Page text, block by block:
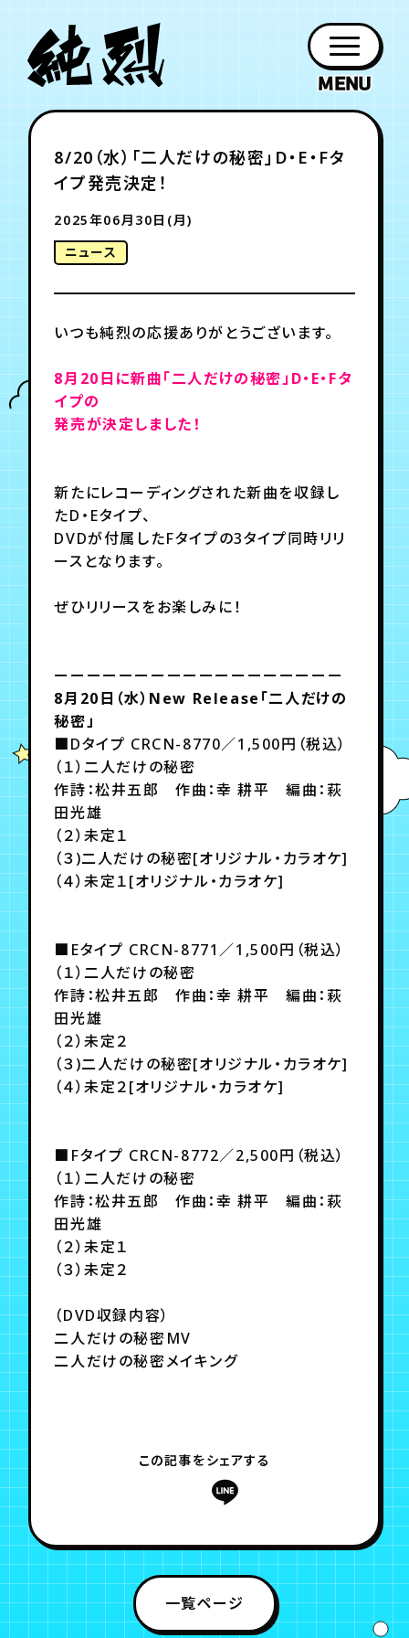
お知らせ
NEWS
日程 チケット
紹介
PROFILE
作品
DISCOGRAPHY
日記
グッズ
GOODS
ホーム
ファン
会員登録
TICKET FC NEWS
会員登録 ログイン
会員登録
チケット
月会員制ファンクラブ
8/20（水）「二人だけの秘密」D・E・Fタ
イプ発売決定！
2025年06月30日(月)
ニュース
いつも純烈の応援ありがとうございます。
8月20日に新曲「二人だけの秘密」D・E・Fタ
イプの
発売が決定しました！
新たにレコーディングされた新曲を収録し
たD・Eタイプ、
DVDが付属したFタイプの3タイプ同時リリ
ースとなります。
ぜひリリースをお楽しみに！
ーーーーーーーーーーーーーーーーーー
8月20日（水）New Release「二人だけの
秘密」
■Dタイプ CRCN-8770／1,500円（税込）
（１）二人だけの秘密
作詩：松井五郎 作曲：幸 耕平 編曲：萩
田光雄
（２）未定１
（３)二人だけの秘密[オリジナル・カラオケ]
（４）未定１[オリジナル・カラオケ]
■Eタイプ CRCN-8771／1,500円（税込）
（１）二人だけの秘密
作詩：松井五郎 作曲：幸 耕平 編曲：萩
田光雄
（２）未定２
（３)二人だけの秘密[オリジナル・カラオケ]
（４）未定２[オリジナル・カラオケ]
■Fタイプ CRCN-8772／2,500円（税込）
（１）二人だけの秘密
作詩：松井五郎 作曲：幸 耕平 編曲：萩
田光雄
（２）未定１
（３）未定２
（DVD収録内容）
二人だけの秘密MV
二人だけの秘密メイキング
この記事をシェアする
一覧ページ